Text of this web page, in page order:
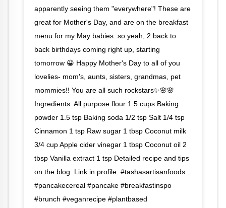
apparently seeing them "everywhere"! These are
great for Mother's Day, and are on the breakfast
menu for my May babies..so yeah, 2 back to
back birthdays coming right up, starting
tomorrow 😀 Happy Mother's Day to all of you
lovelies- mom's, aunts, sisters, grandmas, pet
mommies!! You are all such rockstars✨🌸🌸
Ingredients: All purpose flour 1.5 cups Baking
powder 1.5 tsp Baking soda 1/2 tsp Salt 1/4 tsp
Cinnamon 1 tsp Raw sugar 1 tbsp Coconut milk
3/4 cup Apple cider vinegar 1 tbsp Coconut oil 2
tbsp Vanilla extract 1 tsp Detailed recipe and tips
on the blog. Link in profile. #tashasartisanfoods
#pancakecereal #pancake #breakfastinspo
#brunch #veganrecipe #plantbased